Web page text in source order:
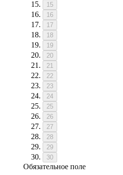
15
16
17
18
19
20
21
22
23
24
25
26
27
28
29
30
Обязательное поле